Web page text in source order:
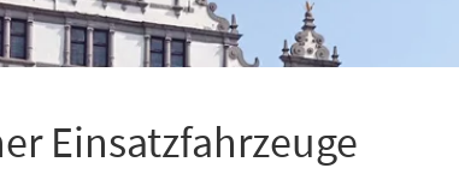
Einsatzfahrzeuge